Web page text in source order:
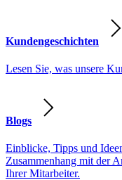
Kundengeschichten
Lesen Sie, was unsere
Blogs
Einblicke, Tipps und
Zusammenhang mit der
Ihrer Mitarbeiter.